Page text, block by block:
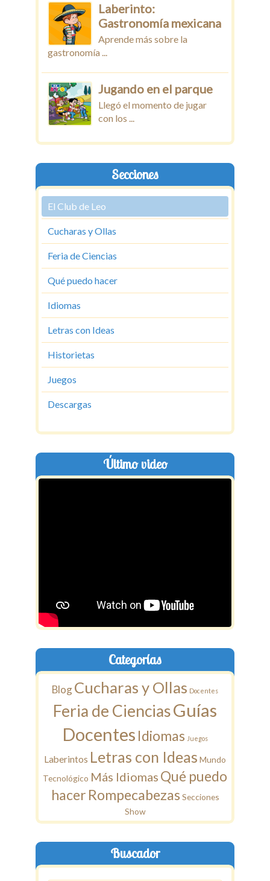
Laberinto:
Gastronomía mexicana
Aprende más sobre la
gastronomía ...
Jugando en el parque
Llegó el momento de jugar
con los ...
Secciones
El Club de Leo
Cucharas y Ollas
Feria de Ciencias
Qué puedo hacer
Idiomas
Letras con Ideas
Historietas
Juegos
Descargas
Último video
Categorías
BlogCucharas y Ollas Docentes
Feria de CienciasGuías
Docentes Idiomas Juegos
Laberintos Letras con Ideas Mundo
Tecnológico Más Idiomas Qué puedo
hacer Rompecabezas Secciones
Show
Buscador